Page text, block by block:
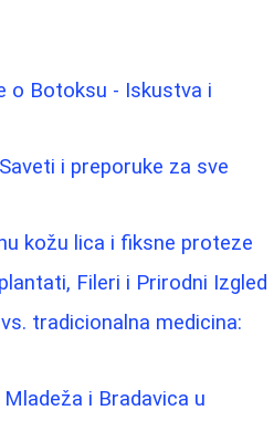
o Botoksu - Iskustva i
i preporuke za sve
kožu lica i fiksne proteze
Fileri i Prirodni Izgled
tradicionalna medicina:
i Bradavica u